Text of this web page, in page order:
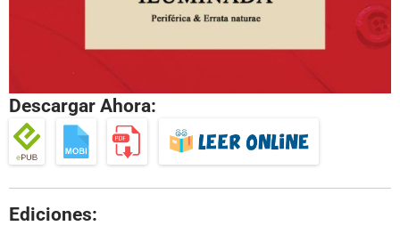
Descargar Ahora:
Ediciones: